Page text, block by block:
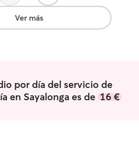
disfrutarán
en el sofá
de la casa 😄
Ver más
por día del servicio de
en Sayalonga es de 16 €